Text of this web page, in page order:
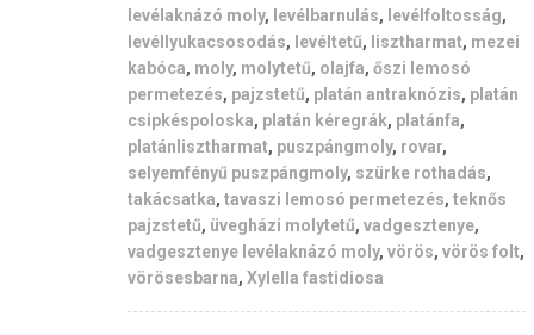
levélaknázó moly, levélbarnulás, levélfoltosság,
levéllyukacsosodás, levéltetű, lisztharmat, mezei
kabóca, moly, molytetű, olajfa, őszi lemosó
permetezés, pajzstetű, platán antraknózis, platán
csipkéspoloska, platán kéregrák, platánfa,
platánlisztharmat, puszpángmoly, rovar,
selyemfényű puszpángmoly, szürke rothadás,
takácsatka, tavaszi lemosó permetezés, teknős
pajzstetű, üvegházi molytetű, vadgesztenye,
vadgesztenye levélaknázó moly, vörös, vörös folt,
vörösesbarna, Xylella fastidiosa